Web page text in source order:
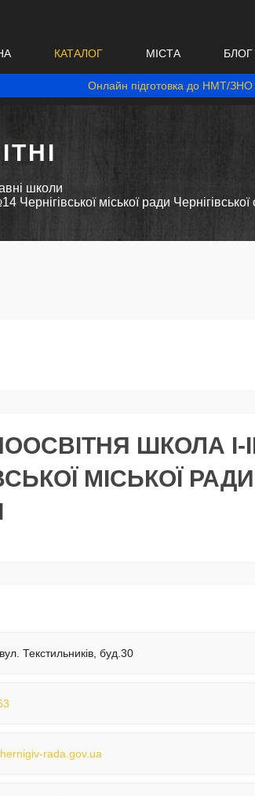
КАТАЛОГ МІСТА БЛОГ
Онлайн підготовка до НМТ/ЗНО
школи
Чернігівської міської ради Чернігівської
ШКОЛА І-
МІСЬКОЇ РАДИ
Текстильників, буд.30
rada.gov.ua